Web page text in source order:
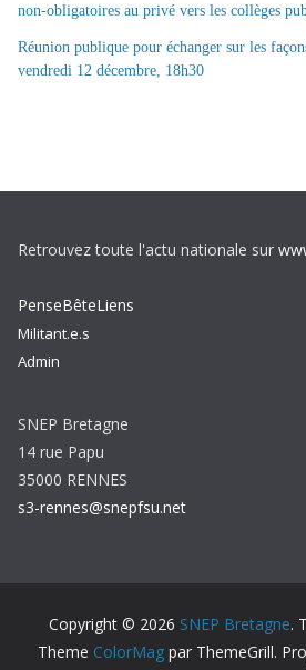
non-obligatoires au privé vers les collèges
Réunion publique pour échanger sur les
vendredi 12 décembre, 18h30
Retrouvez toute l'actu nationale sur
PenseBêteLiens
Militant.e.s
Admin
SNEP Bretagne
14 rue Papu
35000 RENNES
s3-rennes@snepfsu.net
Copyright © 2026 SNEP Bretagne.
Theme ColorMag par ThemeGrill.